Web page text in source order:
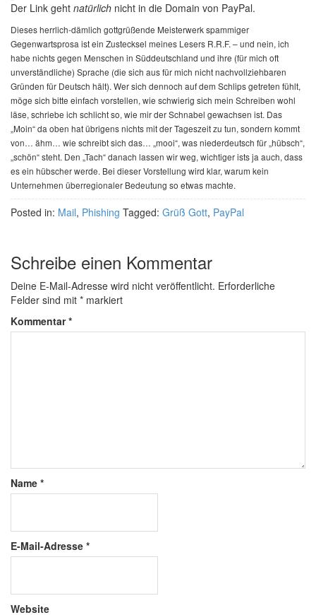
Der Link geht natürlich nicht in die Domain von PayPal.
Dieses herrlich-dämlich gottgrüßende Meisterwerk spammiger
Gegenwartsprosa ist ein Zustecksel meines Lesers R.R.F. – und nein, ich
habe nichts gegen Menschen in Süddeutschland und ihre (für mich oft
unverständliche) Sprache (die sich aus für mich nicht nachvollziehbaren
Gründen für Deutsch hält). Wer sich dennoch auf dem Schlips getreten fühlt,
möge sich bitte einfach vorstellen, wie schwierig sich mein Schreiben wohl
läse, schriebe ich schlicht so, wie mir der Schnabel gewachsen ist. Das
„Moin“ da oben hat übrigens nichts mit der Tageszeit zu tun, sondern kommt
von… ähm… wie schreibt sich das… „mooi“, was niederdeutsch für „hübsch“,
„schön“ steht. Den „Tach“ danach lassen wir weg, wichtiger ists ja auch, dass
es ein hübscher werde. Bei dieser Vorstellung wird klar, warum kein
Unternehmen überregionaler Bedeutung so etwas machte.
Posted in: Mail, Phishing Tagged: Grüß Gott, PayPal
Schreibe einen Kommentar
Deine E-Mail-Adresse wird nicht veröffentlicht. Erforderliche
Felder sind mit * markiert
Kommentar*
Name *
E-Mail-Adresse *
Website